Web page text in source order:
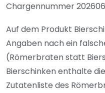
Chargennummer
Auf dem Produkt
Angaben nach ein
(Römerbraten statt
Bierschinken enthalte
Zutatenliste des